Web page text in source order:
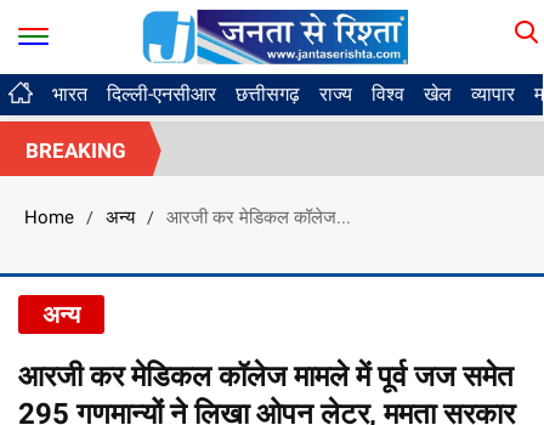
भारत दिल्ली-एनसीआर छत्तीसगढ़ राज्य विश्व खेल व्यापार
BREAKING
Home / अन्य / आरजी कर मेडिकल कॉलेज...
अन्य
आरजी कर मेडिकल कॉलेज मामले में पूर्व जज समेत
295 गणमान्यों ने लिखा ओपन लेटर, ममता सरकार